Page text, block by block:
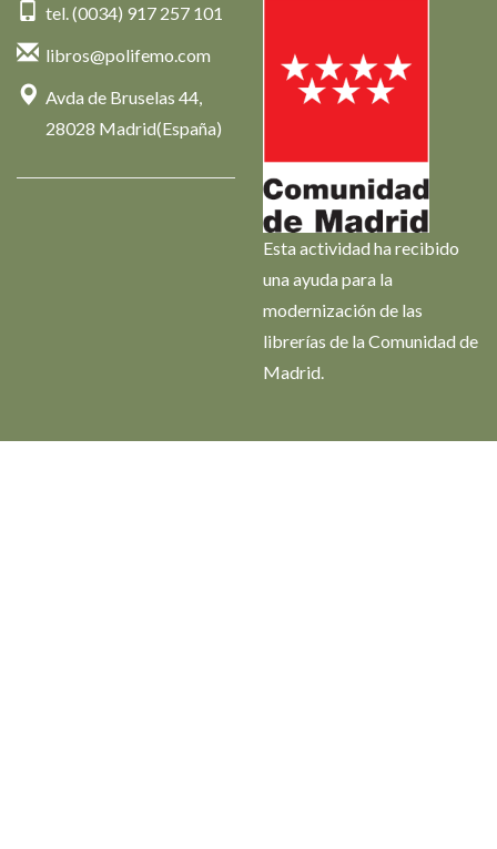
tel. (0034) 917 257 101
libros@polifemo.com
Avda de Bruselas 44,
28028 Madrid(España)
Esta actividad ha recibido
una ayuda para la
modernización de las
librerías de la Comunidad de
Madrid.